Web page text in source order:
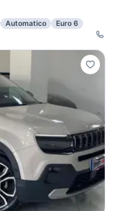
Automatico
Euro 6